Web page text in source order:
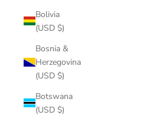
Bolivia
(USD $)
Bosnia &
Herzegovina
(USD $)
Botswana
(USD $)